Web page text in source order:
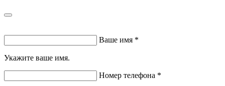
Ваше имя *
Укажите ваше имя.
Номер телефона *